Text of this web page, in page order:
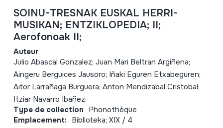
SOINU-TRESNAK EUSKAL HERRI-
MUSIKAN; ENTZIKLOPEDIA; II;
Aerofonoak II;
Auteur
Julio Abascal Gonzalez; Juan Mari Beltran Argiñena;
Aingeru Berguices Jausoro; Iñaki Eguren Etxabeguren;
Aitor Larrañaga Burguera; Anton Mendizabal Cristobal;
Itziar Navarro Ibañez
Type de collection Phonothèque
Emplacement: Biblioteka; XIX / 4